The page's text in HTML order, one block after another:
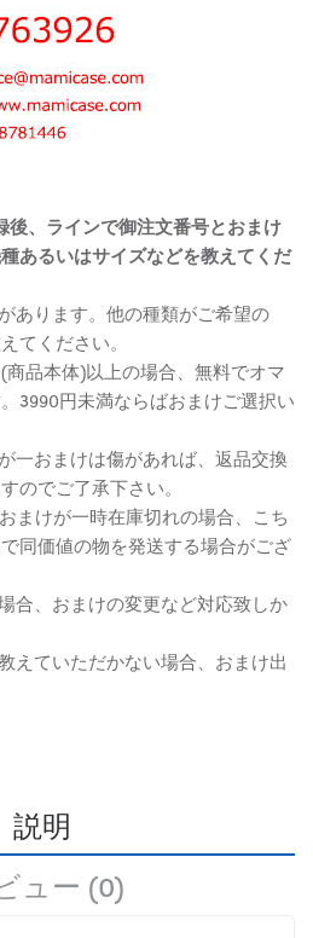
後、ラインで御注文番号とおまけ
あるいはサイズなどを教えてくだ
あります。他の種類がご希望の
てください。
品本体)以上の場合、無料でオマ
3990円未満ならばおまけご選択い
一おまけは傷があれば、返品交換
のでご了承下さい。
まけが一時在庫切れの場合、こち
同価値の物を発送する場合がござ
合、おまけの変更など対応致しか
えていただかない場合、おまけ出
説明
ュー (0)